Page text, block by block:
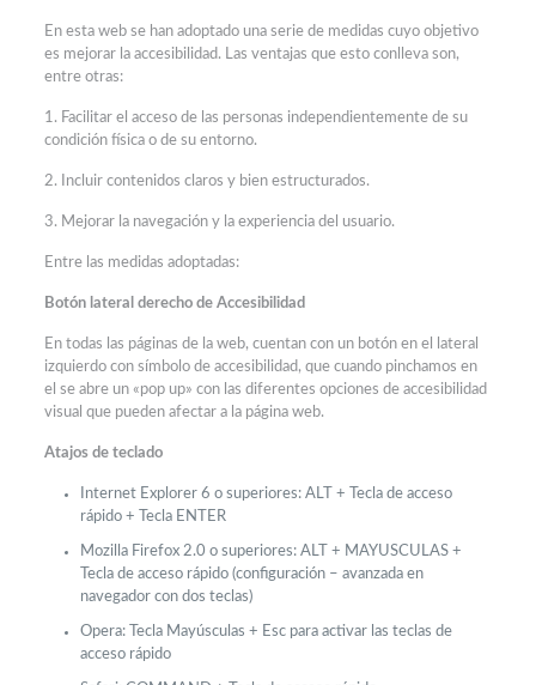
En esta web se han adoptado una serie de medidas cuyo objetivo
es mejorar la accesibilidad. Las ventajas que esto conlleva son,
entre otras:
1. Facilitar el acceso de las personas independientemente de su
condición física o de su entorno.
2. Incluir contenidos claros y bien estructurados.
3. Mejorar la navegación y la experiencia del usuario.
Entre las medidas adoptadas:
Botón lateral derecho de Accesibilidad
En todas las páginas de la web, cuentan con un botón en el lateral
izquierdo con símbolo de accesibilidad, que cuando pinchamos en
el se abre un «pop up» con las diferentes opciones de accesibilidad
visual que pueden afectar a la página web.
Atajos de teclado
Internet Explorer 6 o superiores: ALT + Tecla de acceso
rápido + Tecla ENTER
Mozilla Firefox 2.0 o superiores: ALT + MAYUSCULAS +
Tecla de acceso rápido (configuración – avanzada en
navegador con dos teclas)
Opera: Tecla Mayúsculas + Esc para activar las teclas de
acceso rápido